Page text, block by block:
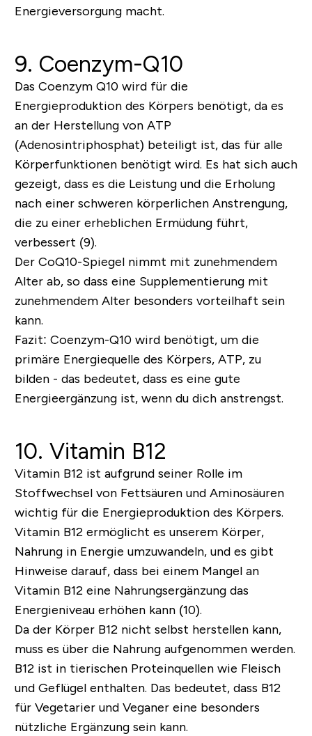
Energieversorgung macht.
9. Coenzym-Q10
Das Coenzym Q10 wird für die
Energieproduktion des Körpers benötigt, da es
an der Herstellung von ATP
(Adenosintriphosphat) beteiligt ist, das für alle
Körperfunktionen benötigt wird. Es hat sich auch
gezeigt, dass es die Leistung und die Erholung
nach einer schweren körperlichen Anstrengung,
die zu einer erheblichen Ermüdung führt,
verbessert (9).
Der CoQ10-Spiegel nimmt mit zunehmendem
Alter ab, so dass eine Supplementierung mit
zunehmendem Alter besonders vorteilhaft sein
kann.
Fazit: Coenzym-Q10 wird benötigt, um die
primäre Energiequelle des Körpers, ATP, zu
bilden - das bedeutet, dass es eine gute
Energieergänzung ist, wenn du dich anstrengst.
10. Vitamin B12
Vitamin B12 ist aufgrund seiner Rolle im
Stoffwechsel von Fettsäuren und Aminosäuren
wichtig für die Energieproduktion des Körpers.
Vitamin B12 ermöglicht es unserem Körper,
Nahrung in Energie umzuwandeln, und es gibt
Hinweise darauf, dass bei einem Mangel an
Vitamin B12 eine Nahrungsergänzung das
Energieniveau erhöhen kann (10).
Da der Körper B12 nicht selbst herstellen kann,
muss es über die Nahrung aufgenommen werden.
B12 ist in tierischen Proteinquellen wie Fleisch
und Geflügel enthalten. Das bedeutet, dass B12
für Vegetarier und Veganer eine besonders
nützliche Ergänzung sein kann.